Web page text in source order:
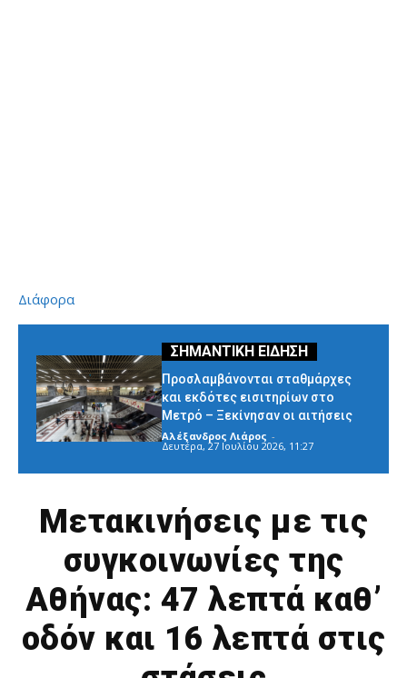
Διάφορα
Προσλαμβάνονται σταθμάρχες
και εκδότες εισιτηρίων στο
Μετρό – Ξεκίνησαν οι αιτήσεις
Αλέξανδρος Λιάρος -
Δευτέρα, 27 Ιουλίου 2026, 11:27
Μετακινήσεις με τις
συγκοινωνίες της
Αθήνας: 47 λεπτά καθ’
οδόν και 16 λεπτά στις